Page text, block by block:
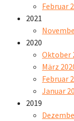
Februar
2021
2020
Oktober
März
Februar
Januar
2019